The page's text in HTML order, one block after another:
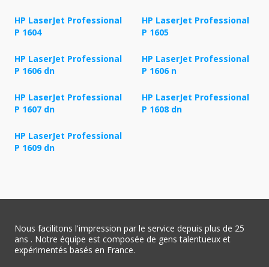
HP LaserJet Professional
P 1604
HP LaserJet Professional
P 1605
HP LaserJet Professional
P 1606 dn
HP LaserJet Professional
P 1606 n
HP LaserJet Professional
P 1607 dn
HP LaserJet Professional
P 1608 dn
HP LaserJet Professional
P 1609 dn
Nous facilitons l'impression par le service depuis plus de 25
ans . Notre équipe est composée de gens talentueux et
expérimentés basés en France.